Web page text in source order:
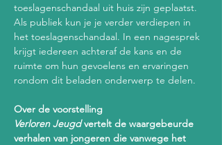
toeslagenschandaal uit huis zijn geplaatst.
Als publiek kun je je verder verdiepen in
het toeslagenschandaal. In een nagesprek
krijgt iedereen achteraf de kans en de
ruimte om hun gevoelens en ervaringen
rondom dit beladen onderwerp te delen.
Over de voorstelling
Verloren Jeugd vertelt de waargebeurde
verhalen van jongeren die vanwege het